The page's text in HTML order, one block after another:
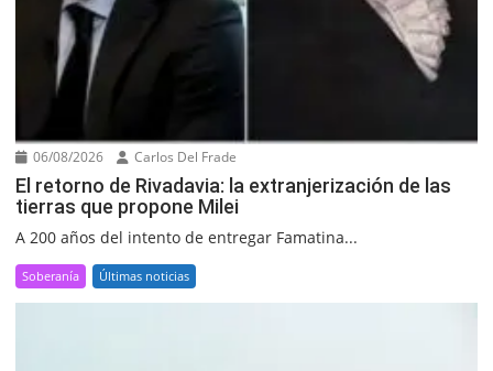
06/08/2026 Carlos Del Frade
El retorno de Rivadavia: la extranjerización de las
tierras que propone Milei
A 200 años del intento de entregar Famatina...
Soberanía Últimas noticias